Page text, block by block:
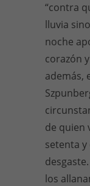
“contra
lluvia
noche
corazón
además,
de quien
setenta y
los